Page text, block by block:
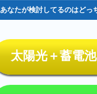
太陽光＋蓄電池